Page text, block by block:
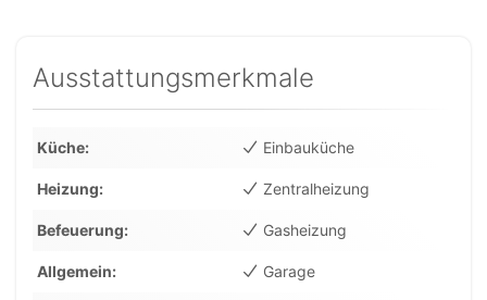
Ausstattungsmerkmale
Küche Einbauküche
Heizung Zentralheizung
Befeuerung Gasheizung
Allgemein Garage